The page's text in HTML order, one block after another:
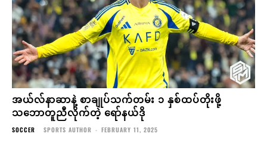
အယ်လ်နာဆာနဲ့ စာချုပ်သက်တမ်း ၁ နှစ်ထပ်တိုးဖို့
သဘောတူညီလိုက်တဲ့ ရော်နယ်ဒို
SOCCER SPORTS AUTHOR - FEBRUARY 11, 2025